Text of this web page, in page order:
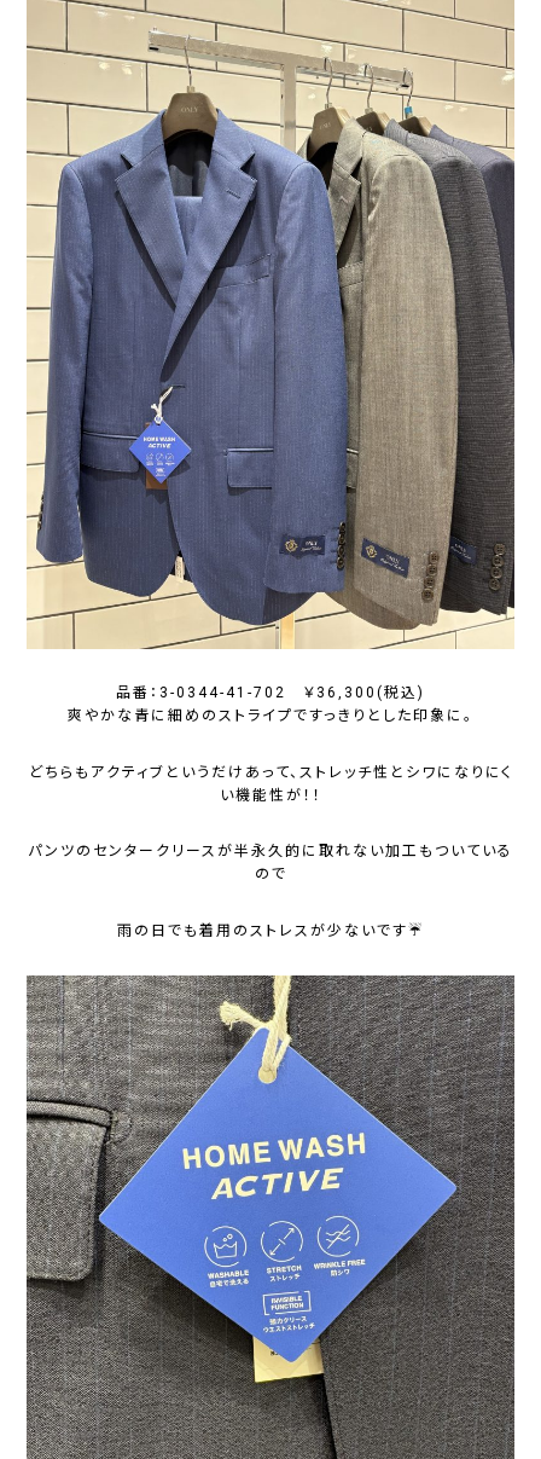
品番：3-0344-41-702 ￥36,300(税込)
爽やかな青に細めのストライプですっきりとした印象に。
どちらもアクティブというだけあって、ストレッチ性とシワになりにく
い機能性が！！
パンツのセンタークリースが半永久的に取れない加工もついている
ので
雨の日でも着用のストレスが少ないです☔